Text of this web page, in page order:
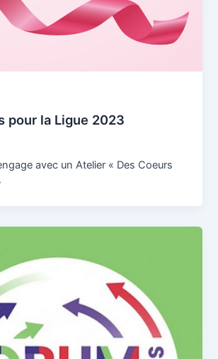
pour la Ligue 2023
avec un Atelier « Des Coeurs